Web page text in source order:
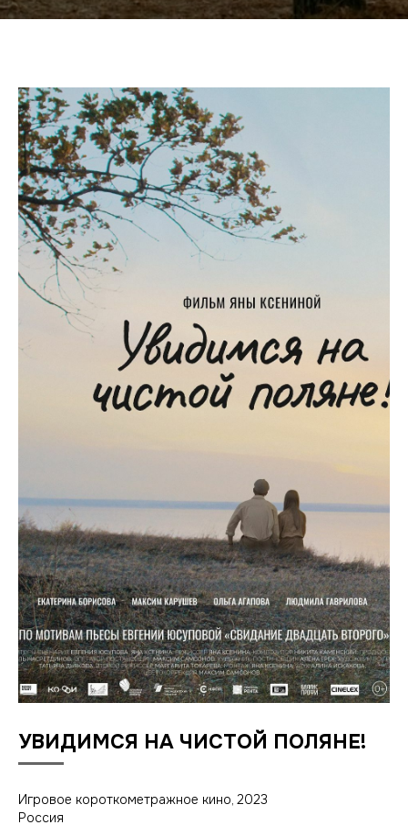
УВИДИМСЯ НА ЧИСТОЙ ПОЛЯНЕ!
Игровое короткометражное кино, 2023
Россия